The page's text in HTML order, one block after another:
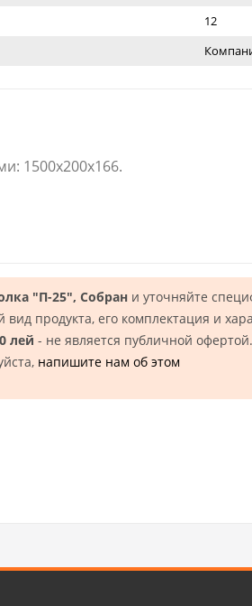
12
1500x200x166.
"П-25", Собран и уточняйте
продукта, его комплектация и
лей - не является публичной офертой.
напишите нам об этом